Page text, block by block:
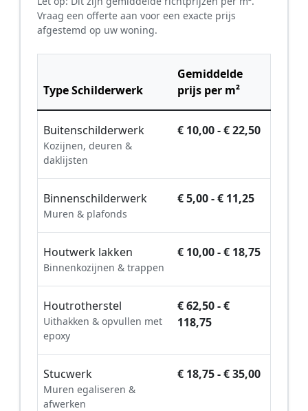
Vraag een offerte aan voor een exacte prijs
afgestemd op uw woning.
Type Schilderwerk
Gemiddelde
prijs per m²
Buitenschilderwerk
Kozijnen, deuren &
daklijsten
€ 10,00 - € 22,50
Binnenschilderwerk
Muren & plafonds
€ 5,00 - € 11,25
Houtwerk lakken
Binnenkozijnen & trappen
€ 10,00 - € 18,75
Houtrotherstel
Uithakken & opvullen met
epoxy
€ 62,50 - €
118,75
Stucwerk
Muren egaliseren &
afwerken
€ 18,75 - € 35,00